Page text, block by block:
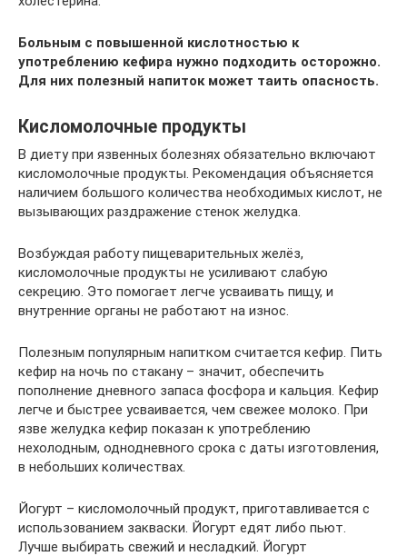
Больным с повышенной кислотностью к
употреблению кефира нужно подходить осторожно.
Для них полезный напиток может таить опасность.
Кисломолочные продукты
В диету при язвенных болезнях обязательно включают
кисломолочные продукты. Рекомендация объясняется
наличием большого количества необходимых кислот, не
вызывающих раздражение стенок желудка.
Возбуждая работу пищеварительных желёз,
кисломолочные продукты не усиливают слабую
секрецию. Это помогает легче усваивать пищу, и
внутренние органы не работают на износ.
Полезным популярным напитком считается кефир. Пить
кефир на ночь по стакану – значит, обеспечить
пополнение дневного запаса фосфора и кальция. Кефир
легче и быстрее усваивается, чем свежее молоко. При
язве желудка кефир показан к употреблению
нехолодным, однодневного срока с даты изготовления,
в небольших количествах.
Йогурт – кисломолочный продукт, приготавливается с
использованием закваски. Йогурт едят либо пьют.
Лучше выбирать свежий и несладкий. Йогурт